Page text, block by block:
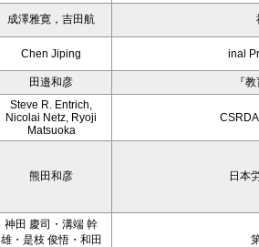
成澤雅寛，吉田航
Chen Jiping inal
田邉和彦 『
Steve R. Entrich,
Nicolai Netz, Ryoji
Matsuoka
熊田和彦 日本
神田 慶司・溝端 幹
雄・是枝 俊悟・和田